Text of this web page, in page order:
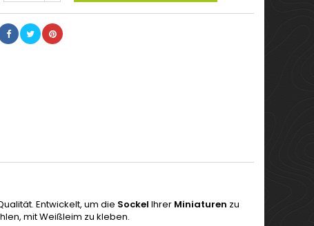
Entwickelt, um die Sockel Ihrer Miniaturen zu
mit Weißleim zu kleben.